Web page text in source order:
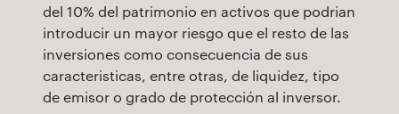
del 10% del patrimonio en activos que podrian
introducir un mayor riesgo que el resto de las
inversiones como consecuencia de sus
caracteristicas, entre otras, de liquidez, tipo
de emisor o grado de protección al inversor.